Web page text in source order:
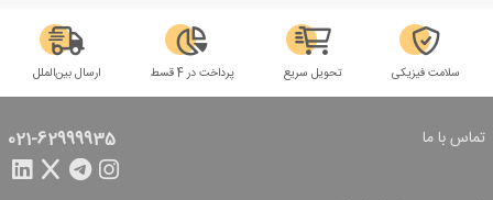
سلامت فیزیکی تحویل سریع پرداخت در 4 قسط ارسال بین‌الملل
تماس با ما 021-62999935